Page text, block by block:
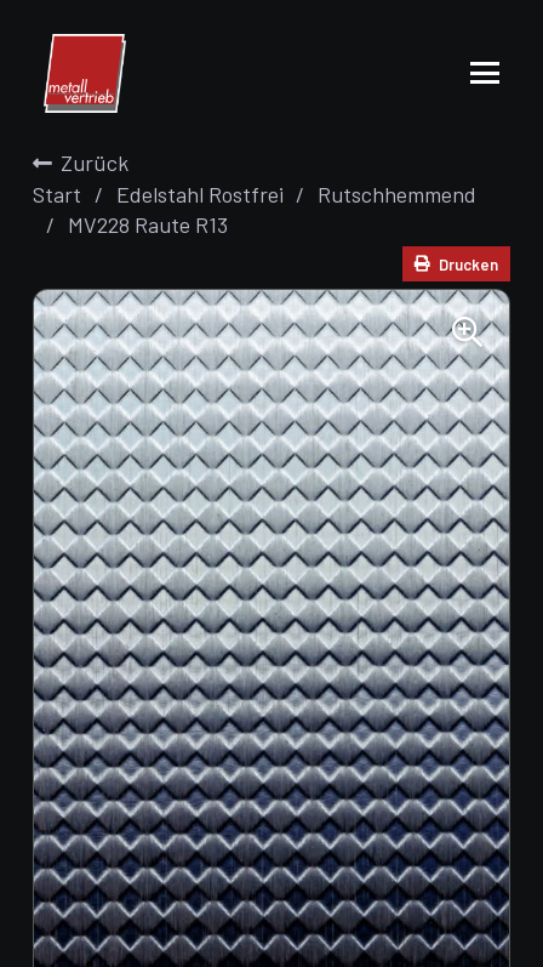
Zurück
Start / Edelstahl Rostfrei / Rutschhemmend
/ MV228 Raute R13
Drucken